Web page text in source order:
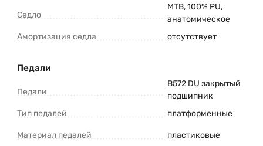
Седло
MTB, 100% PU,
анатомическое
Амортизация седла
отсутствует
Педали
Педали
B572 DU закрытый
подшипник
Тип педалей
платформенные
Материал педалей пластиковые